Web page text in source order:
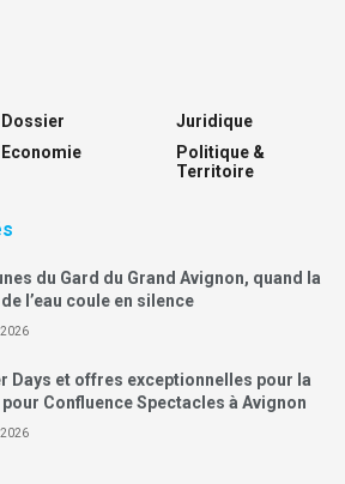
Dossier
Economie
Juridique
Politique &
Territoire
du Gard du Grand Avignon, quand la
l’eau coule en silence
2026
Days et offres exceptionnelles pour la
Confluence Spectacles à Avignon
2026